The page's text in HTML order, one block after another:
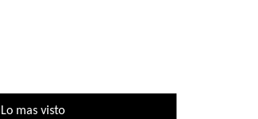
Lo mas visto